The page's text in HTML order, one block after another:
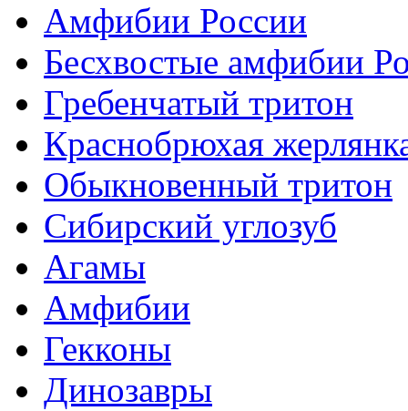
Амфибии России
Бесхвостые амфибии
Гребенчатый тритон
Краснобрюхая
Обыкновенный тритон
Сибирский углозуб
Агамы
Амфибии
Гекконы
Динозавры